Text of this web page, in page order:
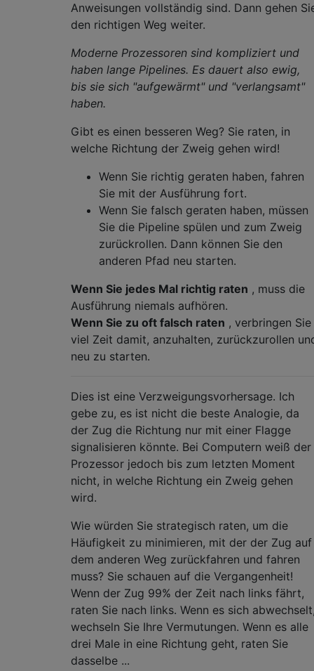
Anweisungen vollständig sind. Dann gehen
den richtigen Weg weiter.
Moderne Prozessoren sind kompliziert und
haben lange Pipelines. Es dauert also ewig,
bis sie sich "aufgewärmt" und "verlangsamt"
haben.
Gibt es einen besseren Weg? Sie raten, in
welche Richtung der Zweig gehen wird!
Wenn Sie richtig geraten haben, fahren
Sie mit der Ausführung fort.
Wenn Sie falsch geraten haben, müssen
Sie die Pipeline spülen und zum Zweig
zurückrollen. Dann können Sie den
anderen Pfad neu starten.
Wenn Sie jedes Mal richtig raten , muss die
Ausführung niemals aufhören.
Wenn Sie zu oft falsch raten , verbringen Sie
viel Zeit damit, anzuhalten, zurückzurollen
neu zu starten.
Dies ist eine Verzweigungsvorhersage. Ich
gebe zu, es ist nicht die beste Analogie, da
der Zug die Richtung nur mit einer Flagge
signalisieren könnte. Bei Computern weiß der
Prozessor jedoch bis zum letzten Moment
nicht, in welche Richtung ein Zweig gehen
wird.
Wie würden Sie strategisch raten, um die
Häufigkeit zu minimieren, mit der der Zug auf
dem anderen Weg zurückfahren und fahren
muss? Sie schauen auf die Vergangenheit!
Wenn der Zug 99% der Zeit nach links fährt,
raten Sie nach links. Wenn es sich
wechseln Sie Ihre Vermutungen. Wenn es alle
drei Male in eine Richtung geht, raten Sie
dasselbe ...